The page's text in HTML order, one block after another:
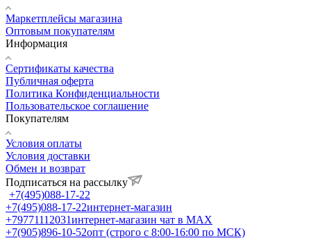
Маркетплейсы магазина
Оптовым покупателям
Информация
Сертификаты качества
Публичная оферта
Политика Конфиденциальности
Пользовательское соглашение
Покупателям
Условия оплаты
Условия доставки
Обмен и возврат
Подписаться на рассылку
+7(495)088-17-22
+7(495)088-17-22интернет-магазин
+79771112031интернет-магазин чат в MAX
+7(905)896-10-52опт (строго с 8:00-16:00 по МСК)